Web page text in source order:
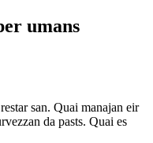
umans
san. Quai manajan eir
da pasts. Quai es